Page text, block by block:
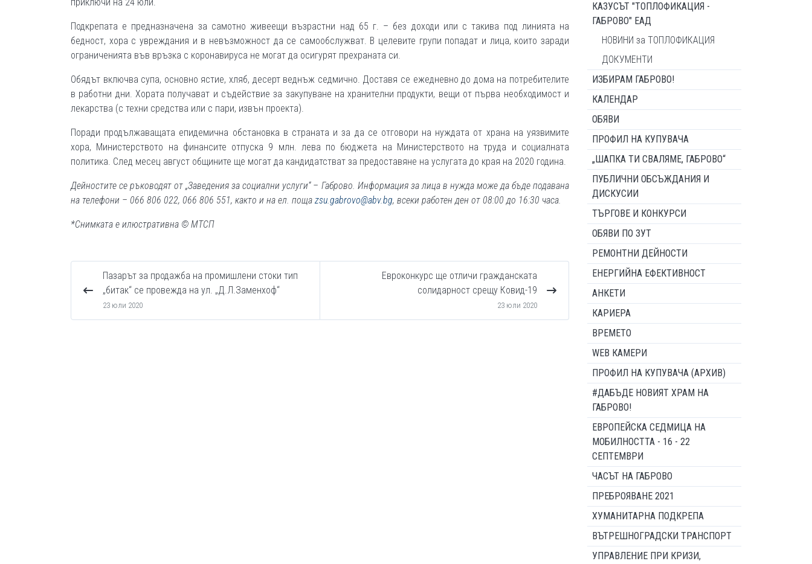
Подкрепата е предназначена за самотно живеещи възрастни над 65 г. – без доходи или с такива под линията на
бедност, хора с увреждания и в невъзможност да се самообслужват. В целевите групи попадат и лица, които заради
ограниченията във връзка с коронавируса не могат да осигурят прехраната си.
Обядът включва супа, основно ястие, хляб, десерт веднъж седмично. Доставя се ежедневно до дома на потребителите
в работни дни. Хората получават и съдействие за закупуване на хранителни продукти, вещи от първа необходимост и
лекарства (с техни средства или с пари, извън проекта).
Поради продължаващата епидемична обстановка в страната и за да се отговори на нуждата от храна на уязвимите
хора, Министерството на финансите отпуска 9 млн. лева по бюджета на Министерството на труда и социалната
политика. След месец август общините ще могат да кандидатстват за предоставяне на услугата до края на 2020 година.
Дейностите се ръководят от „Заведения за социални услуги“ – Габрово. Информация за лица в нужда може да бъде подавана
на телефони – 066 806 022, 066 806 551, както и на ел. поща zsu.gabrovo@abv.bg, всеки работен ден от 08:00 до 16:30 часа.
*Снимката е илюстративна © МТСП
Пазарът за продажба на промишлени стоки тип
„битак“ се провежда на ул. „Д.Л.Заменхоф“
23 юли 2020
Евроконкурс ще отличи гражданската
солидарност срещу Ковид-19
23 юли 2020
КАЗУСЪТ "ТОПЛОФИКАЦИЯ -
ГАБРОВО" ЕАД
НОВИНИ за ТОПЛОФИКАЦИЯ
ДОКУМЕНТИ
ИЗБИРАМ ГАБРОВО!
КАЛЕНДАР
ОБЯВИ
ПРОФИЛ НА КУПУВАЧА
„ШАПКА ТИ СВАЛЯМЕ, ГАБРОВО“
ПУБЛИЧНИ ОБСЪЖДАНИЯ И
ДИСКУСИИ
ТЪРГОВЕ И КОНКУРСИ
ОБЯВИ ПО ЗУТ
РЕМОНТНИ ДЕЙНОСТИ
ЕНЕРГИЙНА ЕФЕКТИВНОСТ
АНКЕТИ
КАРИЕРА
ВРЕМЕТО
WEB КАМЕРИ
ПРОФИЛ НА КУПУВАЧА (АРХИВ)
#ДАБЪДЕ НОВИЯТ ХРАМ НА
ГАБРОВО!
ЕВРОПЕЙСКА СЕДМИЦА НА
МОБИЛНОСТТА - 16 - 22
СЕПТЕМВРИ
ЧАСЪТ НА ГАБРОВО
ПРЕБРОЯВАНЕ 2021
ХУМАНИТАРНА ПОДКРЕПА
ВЪТРЕШНОГРАДСКИ ТРАНСПОРТ
УПРАВЛЕНИЕ ПРИ КРИЗИ,